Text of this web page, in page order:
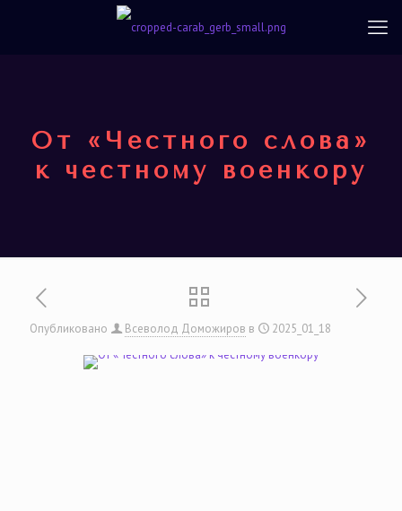
От «Честного слова»
к честному военкору
Опубликовано Всеволод Доможиров в 2025_01_18